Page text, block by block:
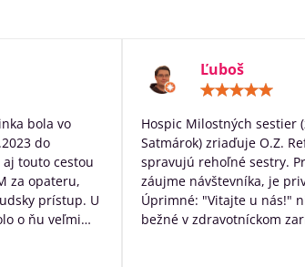
/
5
bola vo
do
aj touto cestou
za opateru,
prístup. U
o ňu veľmi
Ľuboš
Hospic Milostných sestier
Satmárok) zriaďuje O.Z.
spravujú rehoľné sestry.
záujme návštevníka, je
Úprimné: "Vitajte u nás!"
bežné v zdravotníckom